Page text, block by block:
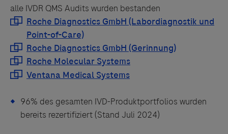
alle IVDR QMS Audits wurden bestanden
96% des gesamten IVD-Produktportfolios wurden
bereits rezertifiziert (Stand Juli 2024)